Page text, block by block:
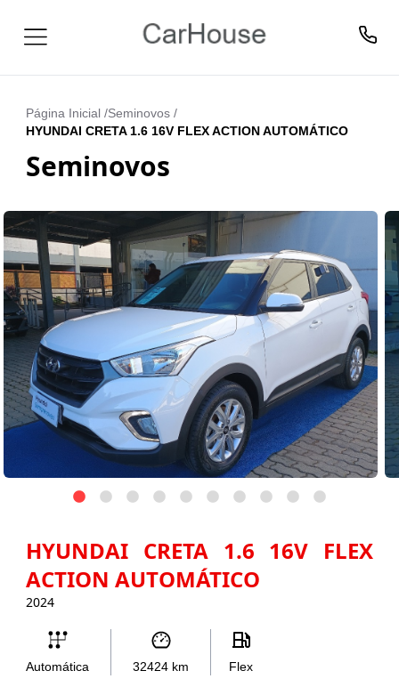
Página Inicial /Seminovos /
HYUNDAI CRETA 1.6 16V FLEX ACTION AUTOMÁTICO
Seminovos
HYUNDAI CRETA 1.6 16V FLEX
ACTION AUTOMÁTICO
2024
Automática 32424 km Flex